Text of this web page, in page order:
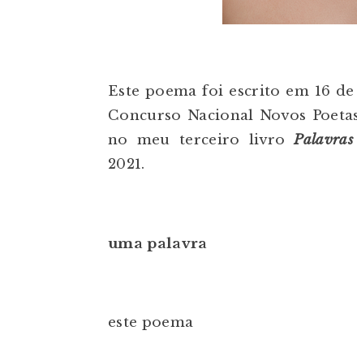
Este poema foi escrito em 16
Concurso Nacional Novos
no meu terceiro livro
2021.
uma palavra
este poema